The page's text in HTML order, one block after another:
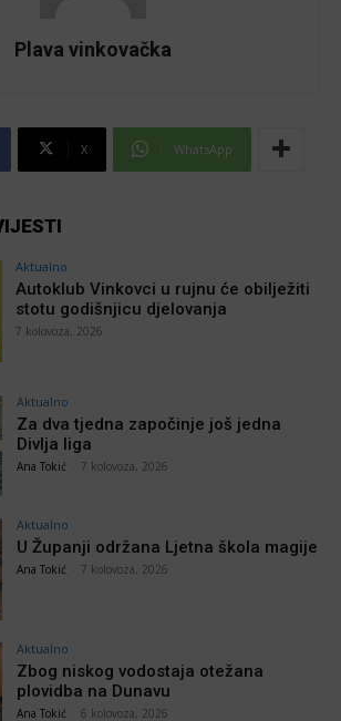
Plava vinkovačka
X WhatsApp
Aktualno
Autoklub Vinkovci u rujnu će obilježiti
stotu godišnjicu djelovanja
7 kolovoza, 2026
Aktualno
Za dva tjedna započinje još jedna
Divlja liga
Ana Tokić 7 kolovoza, 2026
Aktualno
U Županji održana Ljetna škola magije
Ana Tokić 7 kolovoza, 2026
Aktualno
Zbog niskog vodostaja otežana
plovidba na Dunavu
Ana Tokić 6 kolovoza, 2026